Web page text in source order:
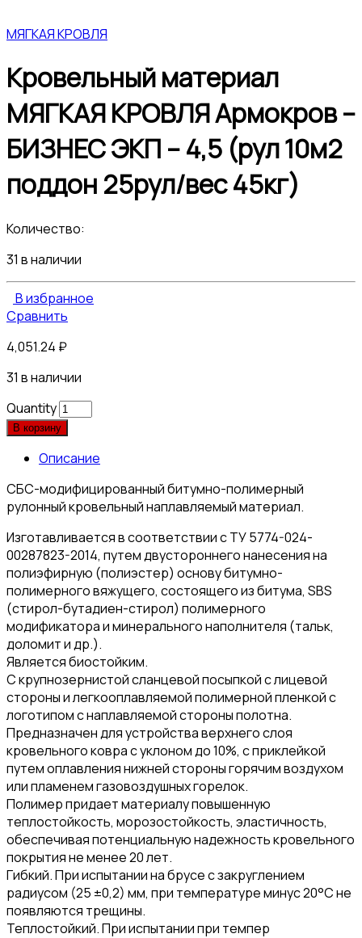
МЯГКАЯ КРОВЛЯ
Кровельный материал
МЯГКАЯ КРОВЛЯ Армокров –
БИЗНЕС ЭКП – 4,5 (рул 10м2
поддон 25рул/вес 45кг)
Количество:
31 в наличии
В избранное
Сравнить
4,051.24 ₽
31 в наличии
Quantity
В корзину
Описание
СБС-модифицированный битумно-полимерный
рулонный кровельный наплавляемый материал.
Изготавливается в соответствии с ТУ 5774-024-
00287823-2014, путем двустороннего нанесения на
полиэфирную (полиэстер) основу битумно-
полимерного вяжущего, состоящего из битума, SBS
(стирол-бутадиен-стирол) полимерного
модификатора и минерального наполнителя (тальк,
доломит и др.).
Является биостойким.
С крупнозернистой сланцевой посыпкой с лицевой
стороны и легкооплавляемой полимерной пленкой с
логотипом с наплавляемой стороны полотна.
Предназначен для устройства верхнего слоя
кровельного ковра с уклоном до 10%, с приклейкой
путем оплавления нижней стороны горячим воздухом
или пламенем газовоздушных горелок.
Полимер придает материалу повышенную
теплостойкость, морозостойкость, эластичность,
обеспечивая потенциальную надежность кровельного
покрытия не менее 20 лет.
Гибкий. При испытании на брусе с закруглением
радиусом (25 ±0,2) мм, при температуре минус 20°С не
появляются трещины.
Теплостойкий. При испытании при темпер